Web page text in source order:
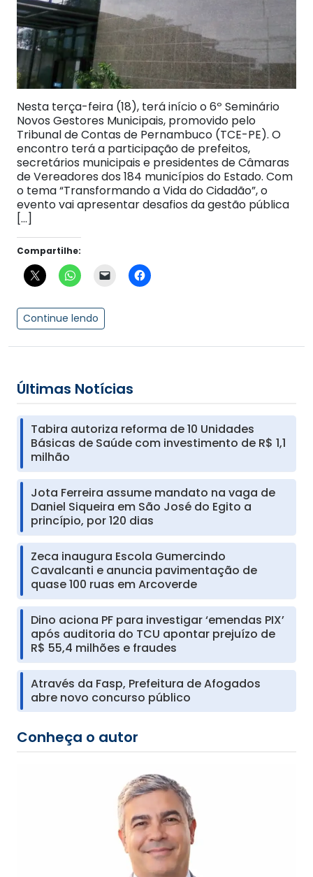
Nesta terça-feira (18), terá início o 6º Seminário
Novos Gestores Municipais, promovido pelo
Tribunal de Contas de Pernambuco (TCE-PE). O
encontro terá a participação de prefeitos,
secretários municipais e presidentes de Câmaras
de Vereadores dos 184 municípios do Estado. Com
o tema “Transformando a Vida do Cidadão”, o
evento vai apresentar desafios da gestão pública
[…]
Compartilhe:
Continue lendo
Últimas Notícias
Tabira autoriza reforma de 10 Unidades
Básicas de Saúde com investimento de R$ 1,1
milhão
Jota Ferreira assume mandato na vaga de
Daniel Siqueira em São José do Egito a
princípio, por 120 dias
Zeca inaugura Escola Gumercindo
Cavalcanti e anuncia pavimentação de
quase 100 ruas em Arcoverde
Dino aciona PF para investigar ‘emendas PIX’
após auditoria do TCU apontar prejuízo de
R$ 55,4 milhões e fraudes
Através da Fasp, Prefeitura de Afogados
abre novo concurso público
Conheça o autor